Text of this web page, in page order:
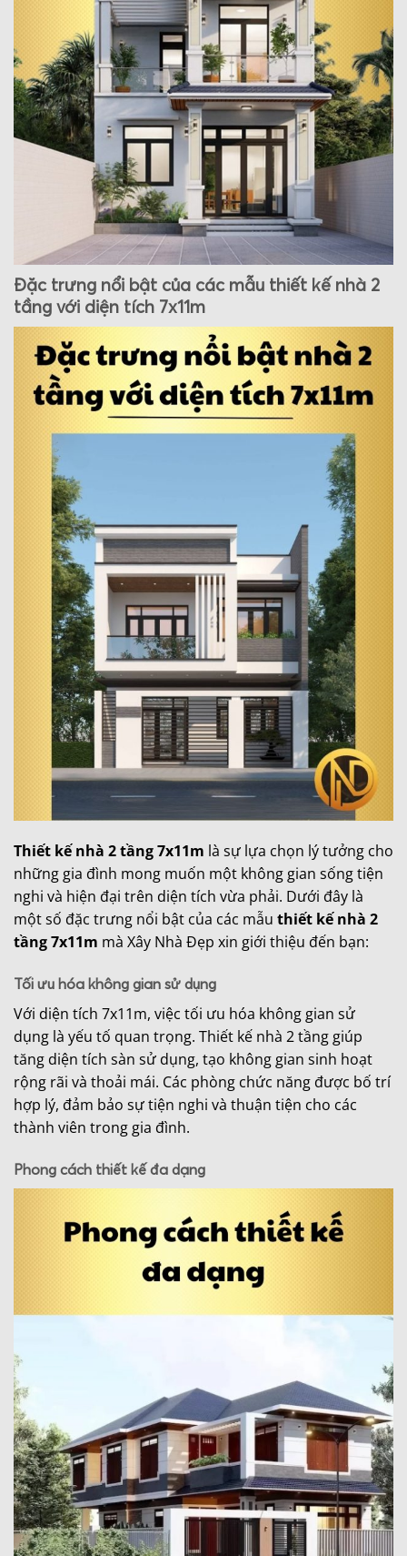
Đặc trưng nổi bật của các mẫu thiết kế nhà 2
tầng với diện tích 7x11m
Thiết kế nhà 2 tầng 7x11m là sự lựa chọn lý tưởng cho
những gia đình mong muốn một không gian sống tiện
nghi và hiện đại trên diện tích vừa phải. Dưới đây là
một số đặc trưng nổi bật của các mẫu thiết kế nhà 2
tầng 7x11m mà Xây Nhà Đẹp xin giới thiệu đến bạn:
Tối ưu hóa không gian sử dụng
Với diện tích 7x11m, việc tối ưu hóa không gian sử
dụng là yếu tố quan trọng. Thiết kế nhà 2 tầng giúp
tăng diện tích sàn sử dụng, tạo không gian sinh hoạt
rộng rãi và thoải mái. Các phòng chức năng được bố trí
hợp lý, đảm bảo sự tiện nghi và thuận tiện cho các
thành viên trong gia đình.
Phong cách thiết kế đa dạng